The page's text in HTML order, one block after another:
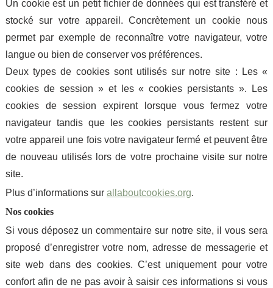
Un cookie est un petit fichier de données qui est transféré et
stocké sur votre appareil. Concrètement un cookie nous
permet par exemple de reconnaître votre navigateur, votre
langue ou bien de conserver vos préférences.
Deux types de cookies sont utilisés sur notre site : Les «
cookies de session » et les « cookies persistants ». Les
cookies de session expirent lorsque vous fermez votre
navigateur tandis que les cookies persistants restent sur
votre appareil une fois votre navigateur fermé et peuvent être
de nouveau utilisés lors de votre prochaine visite sur notre
site.
Plus d’informations sur allaboutcookies.org.
Nos cookies
Si vous déposez un commentaire sur notre site, il vous sera
proposé d’enregistrer votre nom, adresse de messagerie et
site web dans des cookies. C’est uniquement pour votre
confort afin de ne pas avoir à saisir ces informations si vous